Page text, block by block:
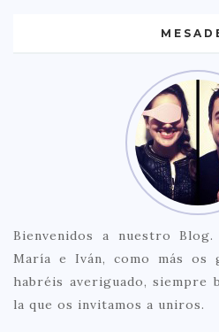
Bienvenidos a nuestro
María e Iván, como más os
habréis averiguado, siempre
la que os invitamos a uniros.